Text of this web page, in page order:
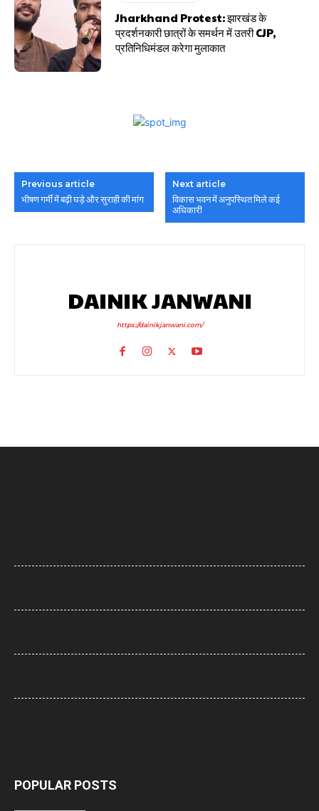
Jharkhand Protest: झारखंड के
प्रदर्शनकारी छात्रों के समर्थन में उतरी CJP,
प्रतिनिधिमंडल करेगा मुलाकात
Previous article
भीषण गर्मी में बढ़ी घड़े और सुराही की मांग
Next article
विकास भवन में अनुपस्थित मिले कई
अधिकारी
DAINIK JANWANI
https://dainikjanwani.com/
POPULAR POSTS